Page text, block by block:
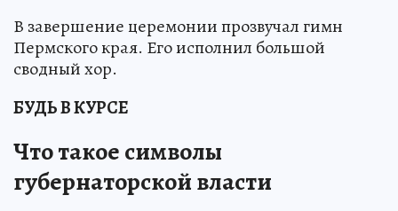
В завершение церемонии прозвучал гимн
Пермского края. Его исполнил большой
сводный хор.
БУДЬ В КУРСЕ
Что такое символы
губернаторской власти